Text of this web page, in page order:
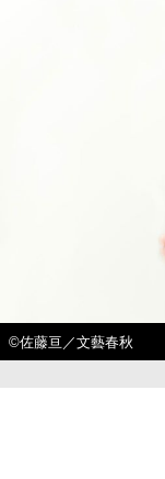
©佐藤亘／文藝春秋